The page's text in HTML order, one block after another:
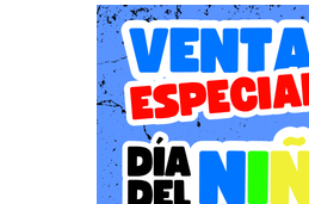
el desarrollo de la
La edición Game of the
Automatron: Permite a
propios compañeros
Wasteland Workshop: